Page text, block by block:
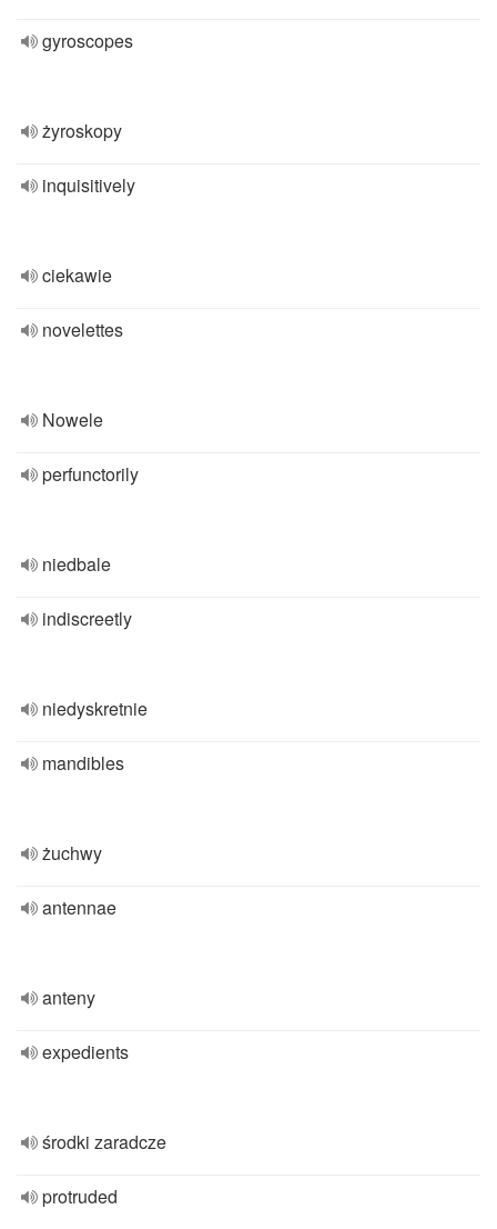
gyroscopes
żyroskopy
inquisitively
ciekawie
novelettes
Nowele
perfunctorily
niedbale
indiscreetly
niedyskretnie
mandibles
żuchwy
antennae
anteny
expedients
środki zaradcze
protruded